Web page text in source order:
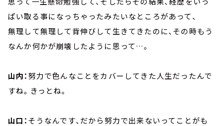
ぱい取る事になっちゃったみたいなところがあって、
無理して無理して背伸びして生きてきたのに、その時もう
なんか何かが崩壊したように思って…。
山内：努力で色んなことをカバーしてきた人生だったんで
すね。きっとね。
山口： そうなんです、だから努力で出来ないってことがも